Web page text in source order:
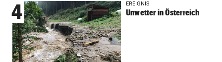
4 EREIGNIS
Unwetter in Österreich